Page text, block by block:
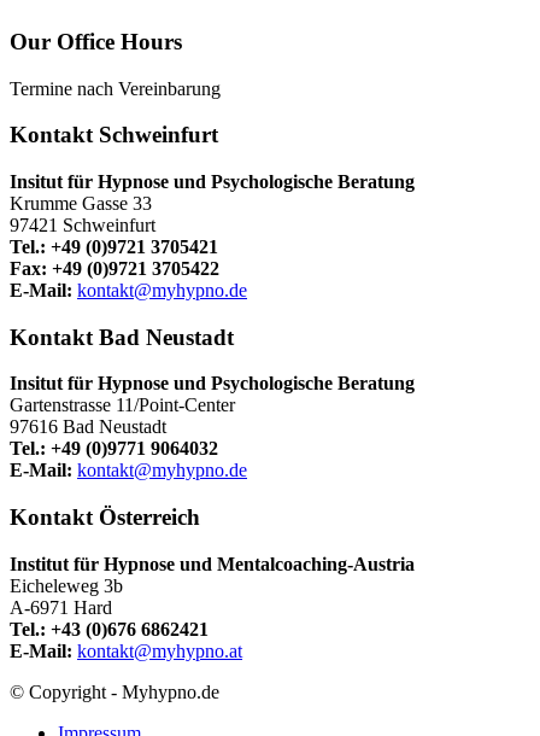
Our Office Hours
Termine nach Vereinbarung
Kontakt Schweinfurt
Insitut für Hypnose und Psychologische Beratung
Krumme Gasse 33
97421 Schweinfurt
Tel.: +49 (0)9721 3705421
Fax: +49 (0)9721 3705422
E-Mail: kontakt@myhypno.de
Kontakt Bad Neustadt
Insitut für Hypnose und Psychologische Beratung
Gartenstrasse 11/Point-Center
97616 Bad Neustadt
Tel.: +49 (0)9771 9064032
E-Mail: kontakt@myhypno.de
Kontakt Österreich
Institut für Hypnose und Mentalcoaching-Austria
Eicheleweg 3b
A-6971 Hard
Tel.: +43 (0)676 6862421
E-Mail: kontakt@myhypno.at
© Copyright - Myhypno.de